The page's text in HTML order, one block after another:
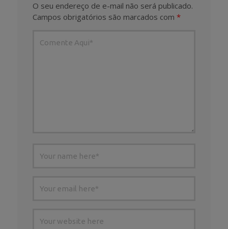
O seu endereço de e-mail não será publicado.
Campos obrigatórios são marcados com *